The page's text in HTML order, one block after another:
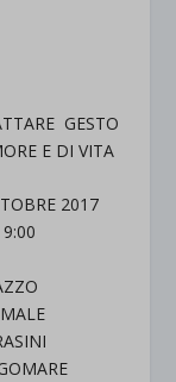
GESTO
E DI VITA
2017
9:00